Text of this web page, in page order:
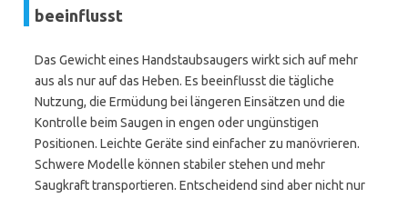
beeinflusst
Das Gewicht eines Handstaubsaugers wirkt sich auf mehr
aus als nur auf das Heben. Es beeinflusst die tägliche
Nutzung, die Ermüdung bei längeren Einsätzen und die
Kontrolle beim Saugen in engen oder ungünstigen
Positionen. Leichte Geräte sind einfacher zu manövrieren.
Schwere Modelle können stabiler stehen und mehr
Saugkraft transportieren. Entscheidend sind aber nicht nur